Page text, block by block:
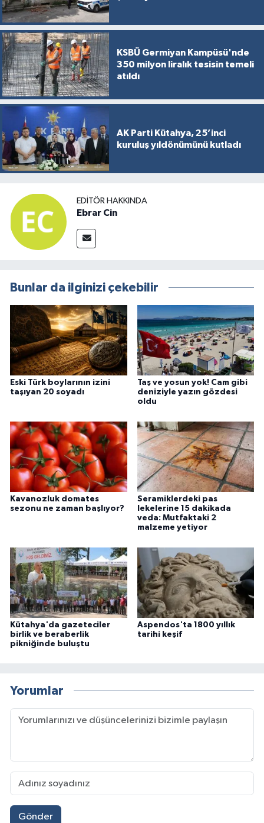
KSBÜ Germiyan Kampüsü'nde
350 milyon liralık tesisin temeli
atıldı
AK Parti Kütahya, 25’inci
kuruluş yıldönümünü kutladı
EDITÖR HAKKINDA
Ebrar Cin
Bunlar da ilginizi çekebilir
Eski Türk boylarının izini
taşıyan 20 soyadı
Taş ve yosun yok! Cam gibi
deniziyle yazın gözdesi
oldu
Kavanozluk domates
sezonu ne zaman başlıyor?
Seramiklerdeki pas
lekelerine 15 dakikada
veda: Mutfaktaki 2
malzeme yetiyor
Kütahya'da gazeteciler
birlik ve beraberlik
pikniğinde buluştu
Aspendos'ta 1800 yıllık
tarihi keşif
Yorumlar
Gönder